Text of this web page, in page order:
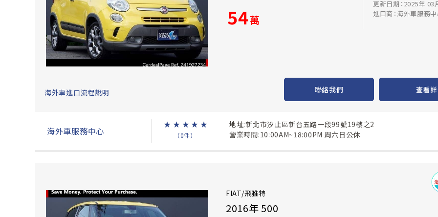
54萬
更新日期：2025年 03
進口商：海外車服務
海外車進口流程說明 聯絡我們 查看
海外車服務中心
★ ★ ★ ★ ★
（0件）
地址:新北市汐止區新台五路一段99號19樓之2
營業時間:10:00AM~18:00PM 周六日公休
FIAT/飛雅特
2016年 500